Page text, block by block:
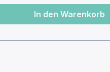
Beruhigt gereizte und/
Haut. Reich an
des ParfumsDie
erfolgt in der
Mengen und nach alten
In den Warenkorb